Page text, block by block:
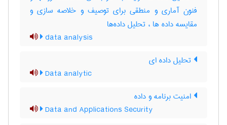
فنون آماری و منطقی برای توصیف و خلاصه سازی و
مقایسه داده ها ، تحلیل داده‌ها
data analysis
تحلیل داده ای
Data analytic
امنیت برنامه و داده
Data and Applications Security